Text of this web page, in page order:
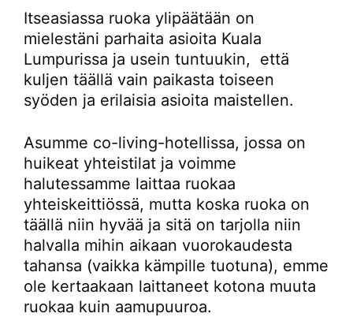
Itseasiassa ruoka ylipäätään on
mielestäni parhaita asioita Kuala
Lumpurissa ja usein tuntuukin, että
kuljen täällä vain paikasta toiseen
syöden ja erilaisia asioita maistellen.
Asumme co-living-hotellissa, jossa on
huikeat yhteistilat ja voimme
halutessamme laittaa ruokaa
yhteiskeittiössä, mutta koska ruoka on
täällä niin hyvää ja sitä on tarjolla niin
halvalla mihin aikaan vuorokaudesta
tahansa (vaikka kämpille tuotuna), emme
ole kertaakaan laittaneet kotona muuta
ruokaa kuin aamupuuroa.